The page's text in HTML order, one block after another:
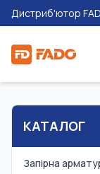
Дистриб'ютор
КАТАЛОГ
Запірна